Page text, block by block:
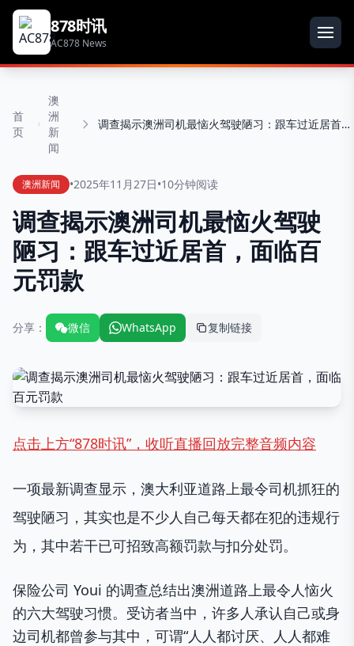
878时讯
AC878 News
首
页
澳
洲
新
闻
调查揭示澳洲司机最恼火驾驶陋习：跟车过近居首，面临百元罚款
澳洲新闻 •2025年11月27日•10分钟阅读
调查揭示澳洲司机最恼火驾驶
陋习：跟车过近居首，面临百
元罚款
分享： 微信 WhatsApp 复制链接
点击上方“878时讯”，收听直播回放完整音频内容
一项最新调查显示，澳大利亚道路上最令司机抓狂的
驾驶陋习，其实也是不少人自己每天都在犯的违规行
为，其中若干已可招致高额罚款与扣分处罚。
保险公司 Youi 的调查总结出澳洲道路上最令人恼火
的六大驾驶习惯。受访者当中，许多人承认自己或身
边司机都曾参与其中，可谓“人人都讨厌、人人都难